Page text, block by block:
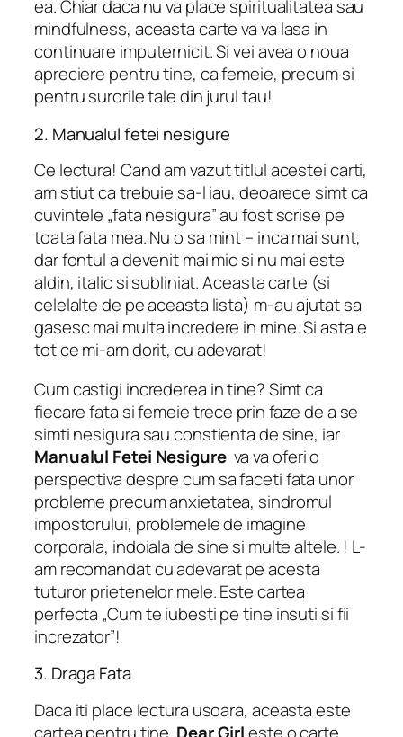
ea. Chiar daca nu va place spiritualitatea sau
mindfulness, aceasta carte va va lasa in
continuare imputernicit. Si vei avea o noua
apreciere pentru tine, ca femeie, precum si
pentru surorile tale din jurul tau!
2. Manualul fetei nesigure
Ce lectura! Cand am vazut titlul acestei carti,
am stiut ca trebuie sa-l iau, deoarece simt ca
cuvintele „fata nesigura” au fost scrise pe
toata fata mea. Nu o sa mint – inca mai sunt,
dar fontul a devenit mai mic si nu mai este
aldin, italic si subliniat. Aceasta carte (si
celelalte de pe aceasta lista) m-au ajutat sa
gasesc mai multa incredere in mine. Si asta e
tot ce mi-am dorit, cu adevarat!
Cum castigi increderea in tine? Simt ca
fiecare fata si femeie trece prin faze de a se
simti nesigura sau constienta de sine, iar
Manualul Fetei Nesigureva va oferi o
perspectiva despre cum sa faceti fata unor
probleme precum anxietatea, sindromul
impostorului, problemele de imagine
corporala, indoiala de sine si multe altele. ! L-
am recomandat cu adevarat pe acesta
tuturor prietenelor mele. Este cartea
perfecta „Cum te iubesti pe tine insuti si fii
increzator”!
3. Draga Fata
Daca iti place lectura usoara, aceasta este